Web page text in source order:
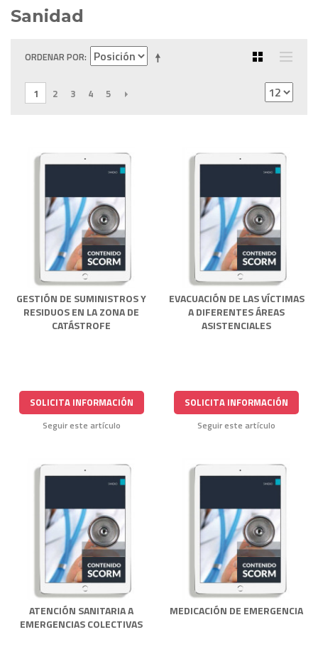
Sanidad
ORDENAR POR
1 2 3 4 5 SIGUIENTE
GESTIÓN DE SUMINISTROS Y
RESIDUOS EN LA ZONA DE
CATÁSTROFE
SOLICITA INFORMACIÓN
Seguir este artículo
EVACUACIÓN DE LAS VÍCTIMAS
A DIFERENTES ÁREAS
ASISTENCIALES
SOLICITA INFORMACIÓN
Seguir este artículo
ATENCIÓN SANITARIA A
EMERGENCIAS COLECTIVAS
MEDICACIÓN DE EMERGENCIA